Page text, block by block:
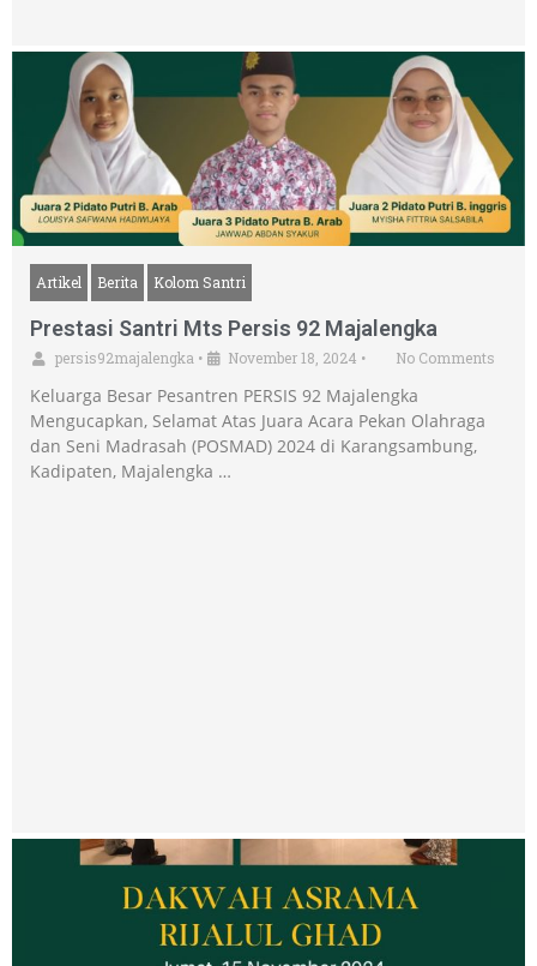
Artikel Berita Kolom Santri
Prestasi Santri Mts Persis 92 Majalengka
persis92majalengka • November 18, 2024 • No Comments
Keluarga Besar Pesantren PERSIS 92 Majalengka
Mengucapkan, Selamat Atas Juara Acara Pekan Olahraga
dan Seni Madrasah (POSMAD) 2024 di Karangsambung,
Kadipaten, Majalengka …